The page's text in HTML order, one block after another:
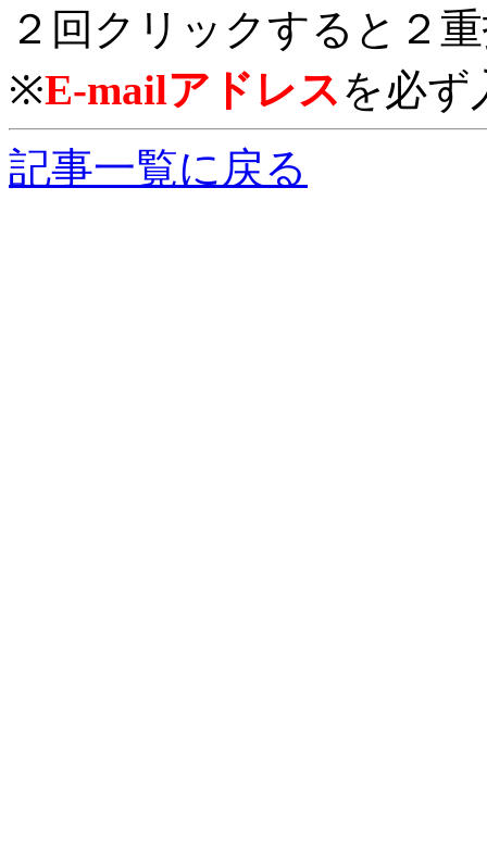
２回クリックすると２
※E-mailアドレスを必ず
記事一覧に戻る